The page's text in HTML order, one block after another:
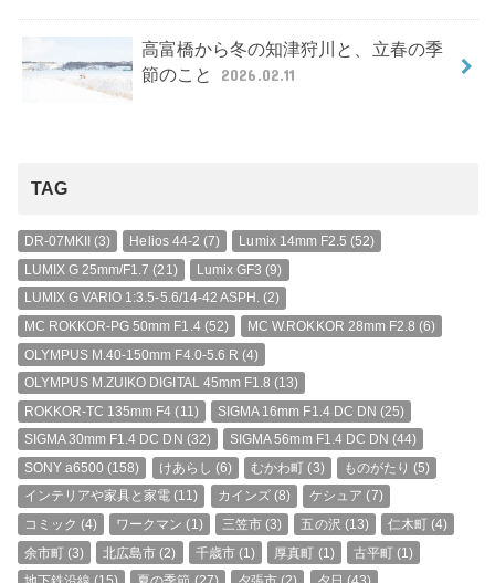
高富橋から冬の知津狩川と、立春の季
節のこと
2026.02.11
TAG
DR-07MKII (3) Helios 44-2 (7) Lumix 14mm F2.5 (52)
LUMIX G 25mm/F1.7 (21) Lumix GF3 (9)
LUMIX G VARIO 1:3.5-5.6/14-42 ASPH. (2)
MC ROKKOR-PG 50mm F1.4(52) MC W.ROKKOR 28mm F2.8 (6)
OLYMPUS M.40-150mm F4.0-5.6 R (4)
OLYMPUS M.ZUIKO DIGITAL 45mm F1.8 (13)
ROKKOR-TC 135mm F4 (11) SIGMA 16mm F1.4 DC DN (25)
SIGMA 30mm F1.4 DC DN (32) SIGMA 56mm F1.4 DC DN (44)
SONY a6500 (158) けあらし (6) むかわ町 (3) ものがたり (5)
インテリアや家具と家電 (11) カインズ(8) ケシュア (7)
コミック (4) ワークマン (1) 三笠市 (3) 五の沢 (13) 仁木町 (4)
余市町(3) 北広島市 (2) 千歳市(1) 厚真町 (1) 古平町 (1)